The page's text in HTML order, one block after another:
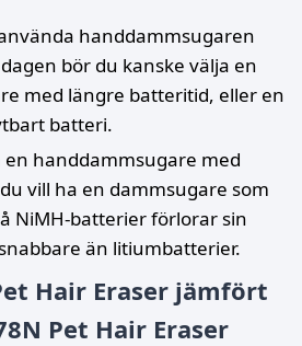
handdammsugaren
bör du kanske välja en
med längre batteritid, eller en
batteri.
en handdammsugare med
vill ha en dammsugare som
NiMH-batterier förlorar sin
än litiumbatterier.
Hair Eraser jämfört
Pet Hair Eraser